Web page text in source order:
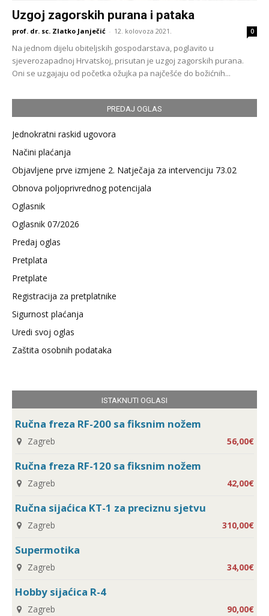
Uzgoj zagorskih purana i pataka
prof. dr. sc. Zlatko Janječić - 12. kolovoza 2021. 0
Na jednom dijelu obiteljskih gospodarstava, poglavito u
sjeverozapadnoj Hrvatskoj, prisutan je uzgoj zagorskih purana.
Oni se uzgajaju od početka ožujka pa najčešće do božićnih...
PREDAJ OGLAS
Jednokratni raskid ugovora
Načini plaćanja
Objavljene prve izmjene 2. Natječaja za intervenciju 73.02
Obnova poljoprivrednog potencijala
Oglasnik
Oglasnik 07/2026
Predaj oglas
Pretplata
Pretplate
Registracija za pretplatnike
Sigurnost plaćanja
Uredi svoj oglas
Zaštita osobnih podataka
ISTAKNUTI OGLASI
Ručna freza RF-200 sa fiksnim nožem
Zagreb 56,00€
Ručna freza RF-120 sa fiksnim nožem
Zagreb 42,00€
Ručna sijaćica KT-1 za preciznu sjetvu
Zagreb 310,00€
Supermotika
Zagreb 34,00€
Hobby sijaćica R-4
Zagreb 90,00€